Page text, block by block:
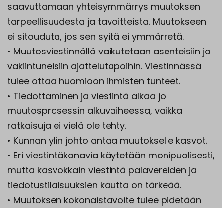
saavuttamaan yhteisymmärrys muutoksen
tarpeellisuudesta ja tavoitteista. Muutokseen
ei sitouduta, jos sen syitä ei ymmärretä.
• Muutosviestinnällä vaikutetaan asenteisiin ja
vakiintuneisiin ajattelutapoihin. Viestinnässä
tulee ottaa huomioon ihmisten tunteet.
• Tiedottaminen ja viestintä alkaa jo
muutosprosessin alkuvaiheessa, vaikka
ratkaisuja ei vielä ole tehty.
• Kunnan ylin johto antaa muutokselle kasvot.
• Eri viestintäkanavia käytetään monipuolisesti,
mutta kasvokkain viestintä palavereiden ja
tiedotustilaisuuksien kautta on tärkeää.
• Muutoksen kokonaistavoite tulee pidetään